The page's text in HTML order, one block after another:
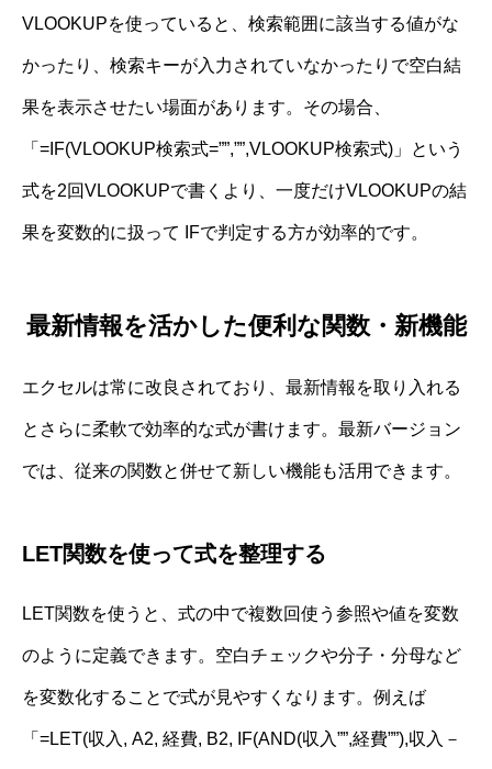
VLOOKUPを使っていると、検索範囲に該当する値がな
かったり、検索キーが入力されていなかったりで空白結
果を表示させたい場面があります。その場合、
「=IF(VLOOKUP検索式=””,””,VLOOKUP検索式)」という
式を2回VLOOKUPで書くより、一度だけVLOOKUPの結
果を変数的に扱って IFで判定する方が効率的です。
最新情報を活かした便利な関数・新機能
エクセルは常に改良されており、最新情報を取り入れる
とさらに柔軟で効率的な式が書けます。最新バージョン
では、従来の関数と併せて新しい機能も活用できます。
LET関数を使って式を整理する
LET関数を使うと、式の中で複数回使う参照や値を変数
のように定義できます。空白チェックや分子・分母など
を変数化することで式が見やすくなります。例えば
「=LET(収入, A2, 経費, B2, IF(AND(収入””,経費””),収入－